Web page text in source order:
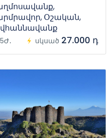
Օշական,
5Ժ․ սկսած 27.000 դ